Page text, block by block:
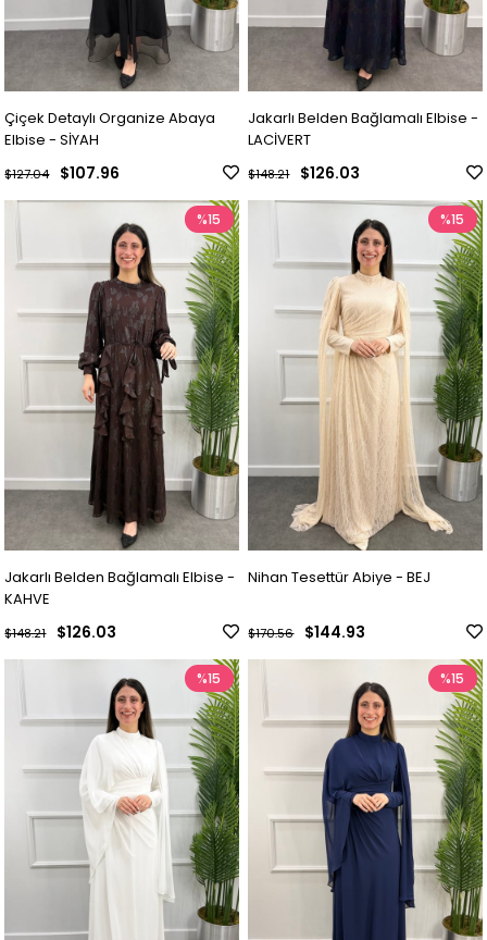
Çiçek Detaylı Organize Abaya
Elbise - SİYAH
$107.96
$127.04
Jakarlı Belden Bağlamalı Elbise -
LACİVERT
$126.03
$148.21
Jakarlı Belden Bağlamalı Elbise -
KAHVE
$126.03
$148.21
%15
Nihan Tesettür Abiye - BEJ
$144.93
$170.56
%15
%15 %15